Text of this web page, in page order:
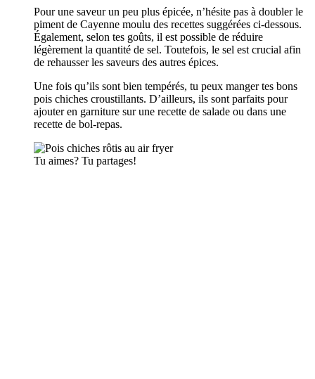
Pour une saveur un peu plus épicée, n’hésite pas à doubler le
piment de Cayenne moulu des recettes suggérées ci-dessous.
Également, selon tes goûts, il est possible de réduire
légèrement la quantité de sel. Toutefois, le sel est crucial afin
de rehausser les saveurs des autres épices.
Une fois qu’ils sont bien tempérés, tu peux manger tes bons
pois chiches croustillants. D’ailleurs, ils sont parfaits pour
ajouter en garniture sur une recette de salade ou dans une
recette de bol-repas.
Tu aimes? Tu partages!